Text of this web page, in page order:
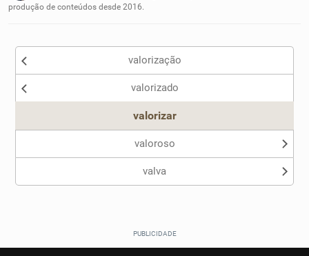
produção de conteúdos desde 2016.
valorização
valorizado
valorizar
valoroso
valva